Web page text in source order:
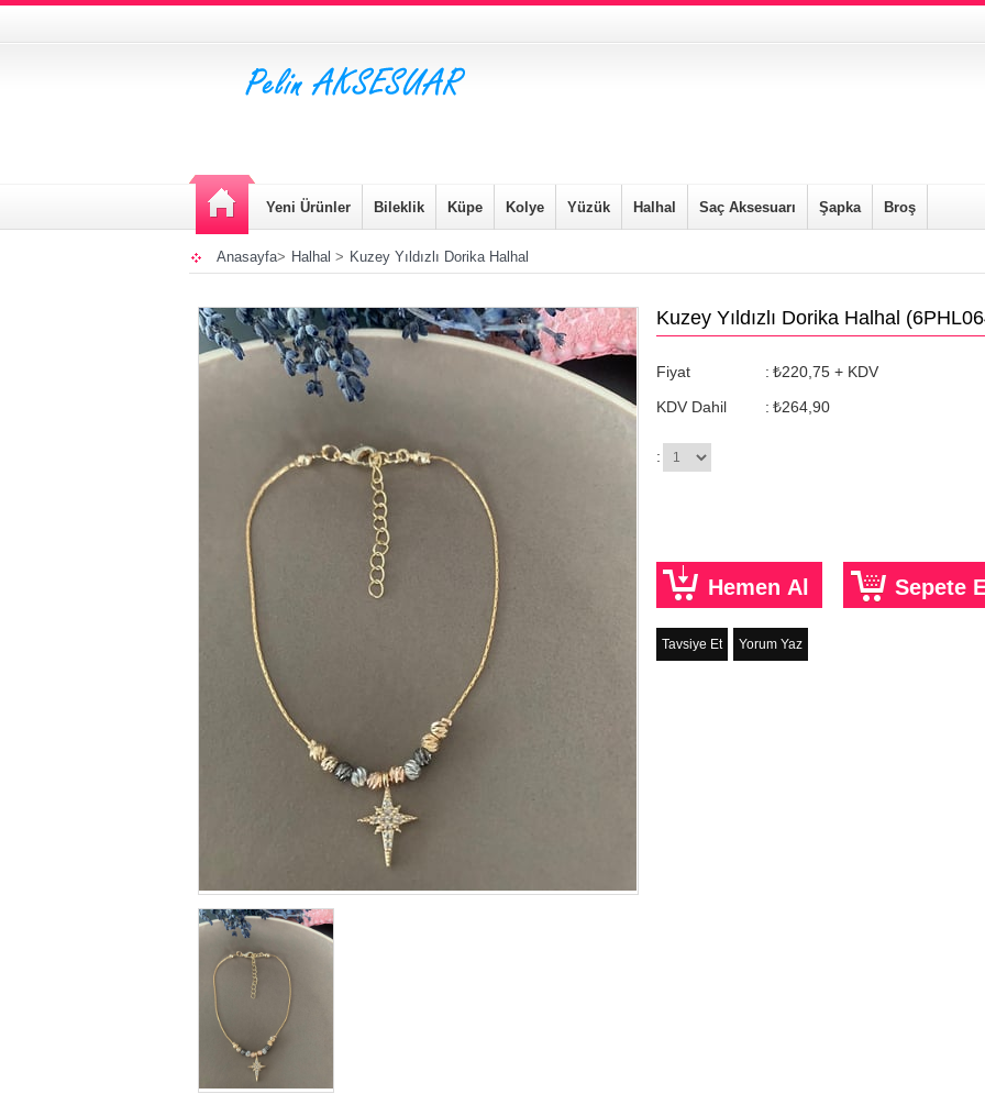
Yeni Ürünler Bileklik Küpe Kolye Yüzük Halhal Saç Aksesuarı Şapka Broş
Anasayfa> Halhal > Kuzey Yıldızlı Dorika Halhal
Kuzey Yıldızlı Dorika Halhal
Fiyat : ₺220,75+ KDV
KDV Dahil
: ₺264,90
:
Tavsiye Et Yorum Yaz